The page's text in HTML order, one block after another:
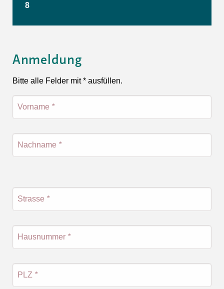
8
Anmeldung
Bitte alle Felder mit * ausfüllen.
Vorname *
Nachname *
Strasse *
Hausnummer *
PLZ *